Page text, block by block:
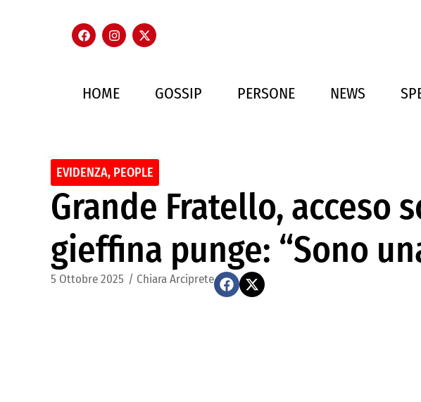
HOME GOSSIP PERSONE NEWS
EVIDENZA, PEOPLE
Grande Fratello, acceso
gieffina punge: “Sono
5 Ottobre 2025 / Chiara Arciprete